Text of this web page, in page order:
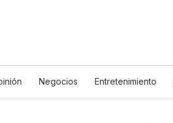
Negocios Entretenimiento